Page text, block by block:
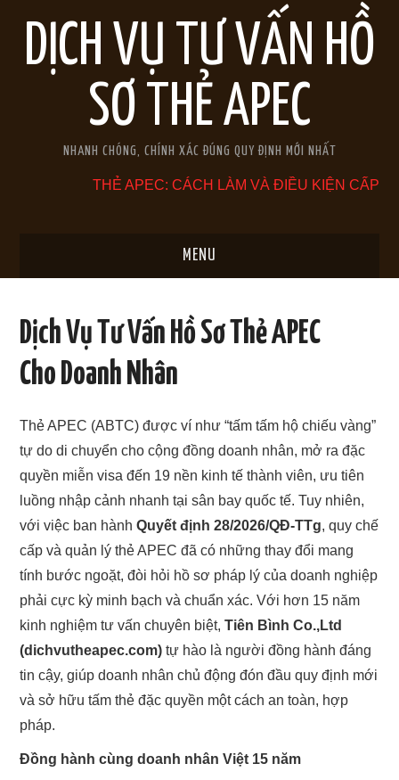
DỊCH VỤ TƯ VẤN HỒ
SƠ THẺ APEC
NHANH CHÓNG, CHÍNH XÁC ĐÚNG QUY ĐỊNH MỚI NHẤT
THẺ APEC: CÁCH LÀM VÀ ĐIỀU KIỆN CẤP
MENU
GIỚI THIỆU
TƯ VẤN THẺ APEC
TƯ VẤN THẺ APEC CÁC TỈNH
BẢNG PHÍ
KIẾN THỨC THẺ APEC
TƯ VẤN HỘ CHIẾU
Dịch Vụ Tư Vấn Hồ Sơ Thẻ APEC
Cho Doanh Nhân
Thẻ APEC (ABTC) được ví như “tấm tấm hộ chiếu vàng”
tự do di chuyển cho cộng đồng doanh nhân, mở ra đặc
quyền miễn visa đến 19 nền kinh tế thành viên, ưu tiên
luồng nhập cảnh nhanh tại sân bay quốc tế. Tuy nhiên,
với việc ban hànhQuyết định 28/2026/QĐ-TTg, quy chế
cấp và quản lý thẻ APEC đã có những thay đổi mang
tính bước ngoặt, đòi hỏi hồ sơ pháp lý của doanh nghiệp
phải cực kỳ minh bạch và chuẩn xác. Với hơn 15 năm
kinh nghiệm tư vấn chuyên biệt,Tiên Bình Co.,Ltd
(dichvutheapec.com) tự hào là người đồng hành đáng
tin cậy, giúp doanh nhân chủ động đón đầu quy định mới
và sở hữu tấm thẻ đặc quyền một cách an toàn, hợp
pháp.
Đồng hành cùng doanh nhân Việt 15 năm